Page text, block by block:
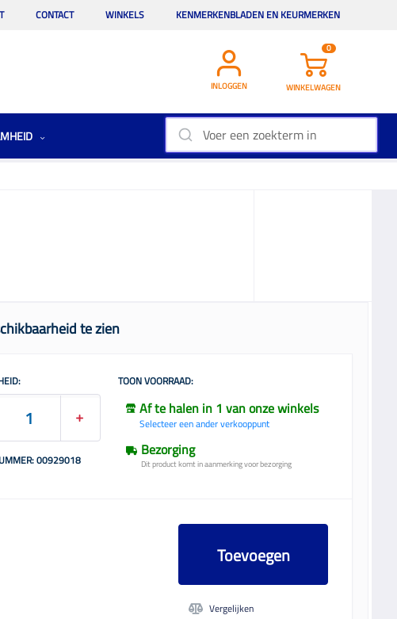
CONTACT WINKELS KENMERKENBLADEN EN KEURMERKEN
INLOGGEN
0
WINKELWAGEN
te zien
00929018
TOON VOORRAAD:
Af te halen in 1 van onze winkels
Selecteer een ander verkooppunt
Bezorging
Dit product komt in aanmerking voor bezorging
Toevoegen
Vergelijken